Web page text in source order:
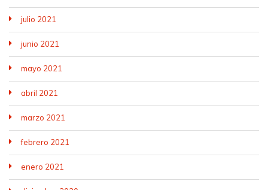
julio 2021
junio 2021
mayo 2021
abril 2021
marzo 2021
febrero 2021
enero 2021